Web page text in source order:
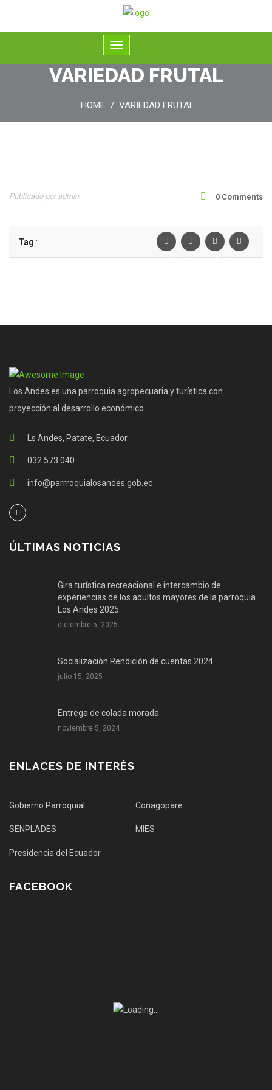
VARIEDAD FRUTAL
HOME VARIEDAD FRUTAL
08
Publicado por admin 0 Comments
Tag :
FacebookTwiter LinkedinPinterest
Los Andes es una parroquia agropecuaria y turística con
proyección al desarrollo económico.
Ls Andes, Patate, Ecuador
032 573 040
info@parrroquialosandes.gob.ec
ÚLTIMAS NOTICIAS
Gira turística recreacional e intercambio de
experiencias de los adultos mayores de la parroquia
Los Andes 2025
diciembre 5, 2025
Socialización Rendición de cuentas 2024
julio 15, 2025
Entrega de colada morada
noviembre 5, 2024
ENLACES DE INTERÉS
Gobierno Parroquial Conagopare
SENPLADES MIES
Presidencia del Ecuador
FACEBOOK